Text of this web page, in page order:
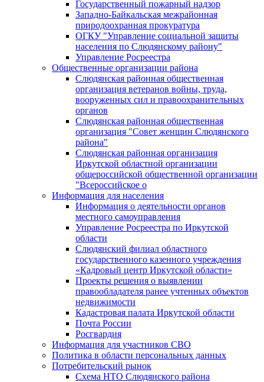
Государственный пожарный надзор
Западно-Байкальская межрайонная
природоохранная прокуратура
ОГКУ "Управление социальной защиты
населения по Слюдянскому району"
Управление Росреестра
Общественные организации района
Слюдянская районная общественная
организация ветеранов войны, труда,
вооруженных сил и правоохранительных
органов
Слюдянская районная общественная
организация "Совет женщин Слюдянского
района"
Слюдянская районная организация
Иркутской областной организации
общероссийской общественной организации
"Всероссийское о
Информация для населения
Информация о деятельности органов
местного самоуправления
Управление Росреестра по Иркутской
области
Слюдянский филиал областного
государственного казенного учреждения
«Кадровый центр Иркутской области»
Проекты решения о выявлении
правообладателя ранее учтенных объектов
недвижимости
Кадастровая палата Иркутской области
Почта России
Росгвардия
Информация для участников СВО
Политика в области персональных данных
Потребительский рынок
Схема НТО Слюдянского района